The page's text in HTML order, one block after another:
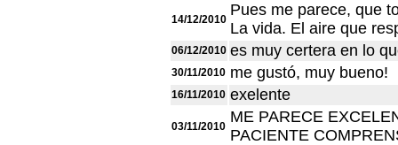
14/12/2010
Pues me parece, que
La vida. El aire que
06/12/2010 es muy certera en lo
30/11/2010 me gustó, muy bueno!
16/11/2010 exelente
03/11/2010
ME PARECE
PACIENTE